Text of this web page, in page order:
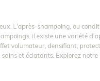
L'après-shampoing, ou
il existe une variété
volumateur, densifiant,
et éclatants. Explorez notre